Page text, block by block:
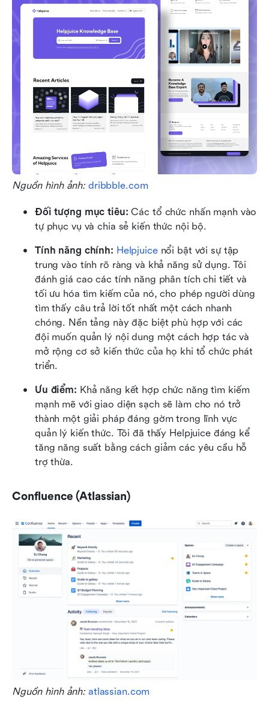
Nguồn hình ảnh: dribbble.com
Đối tượng mục tiêu: Các tổ chức nhấn mạnh vào
tự phục vụ và chia sẻ kiến thức nội bộ.
Tính năng chính: Helpjuice nổi bật với sự tập
trung vào tính rõ ràng và khả năng sử dụng. Tôi
đánh giá cao các tính năng phân tích chi tiết và
tối ưu hóa tìm kiếm của nó, cho phép người dùng
tìm thấy câu trả lời tốt nhất một cách nhanh
chóng. Nền tảng này đặc biệt phù hợp với các
đội muốn quản lý nội dung một cách hợp tác và
mở rộng cơ sở kiến thức của họ khi tổ chức phát
triển.
Ưu điểm: Khả năng kết hợp chức năng tìm kiếm
mạnh mẽ với giao diện sạch sẽ làm cho nó trở
thành một giải pháp đáng gờm trong lĩnh vực
quản lý kiến thức. Tôi đã thấy Helpjuice đáng kể
tăng năng suất bằng cách giảm các yêu cầu hỗ
trợ thừa.
Confluence (Atlassian)
Nguồn hình ảnh: atlassian.com